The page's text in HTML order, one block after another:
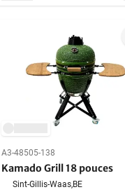
A3-48505-138
Kamado Grill 18 pouces
Sint-Gillis-Waas,BE